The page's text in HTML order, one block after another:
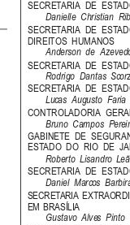
SECRETARIA  DE
Danielle  Christian
SECRETARIA  DE
DIREITOS  HUMANOS
Anderson  de
SECRETARIA  DE
Rodrigo  Dantas
SECRETARIA  DE
Lucas  Augusto  Faria
CONTROLADORIA
Bruno  Campos
GABINETE  DE
ESTADO  DO  RIO  DE
Roberto  Lisandro
SECRETARIA  DE
Daniel  Marcos
SECRETARIA
EM  BRASÍLIA
Gustavo  Alves  Pinto